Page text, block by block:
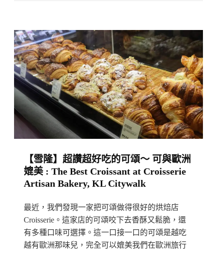
超
清
甜
海
鮮
料
超
鮮
足：
順
記
潮
州
海
鮮
【雪隆】超讚超好吃的可頌～ 可與歐洲
媲美 : The Best Croissant at Croisserie
Artisan Bakery, KL Citywalk
最近，我們發現一家把可頌做得很好的烘焙店
Croisserie。這家店的可頌咬下去香酥又鬆脆，還
有多種口味可選擇。這一口接一口的可頌是越吃
越有歐洲那味兒，完全可以媲美我們在歐洲旅行